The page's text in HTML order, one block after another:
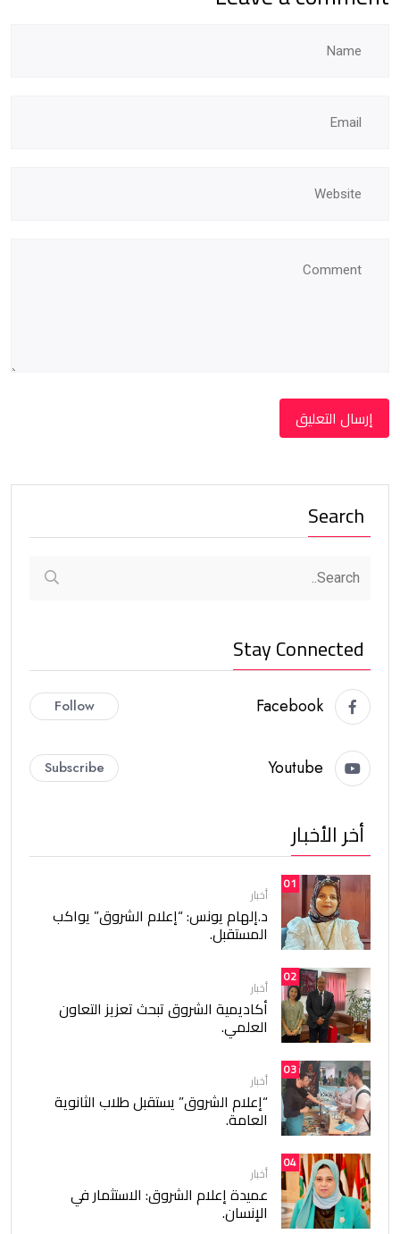
Search
Stay Connected
Facebook
Follow
Youtube
Subscribe
أخر الأخبار
01
أخبار
د.إلهام يونس: “إعلام الشروق” يواكب
المستقبل.
02
أخبار
أكاديمية الشروق تبحث تعزيز التعاون
العلمي.
03
أخبار
“إعلام الشروق” يستقبل طلاب الثانوية
العامة.
04
أخبار
عميدة إعلام الشروق: الاستثمار في
الإنسان.